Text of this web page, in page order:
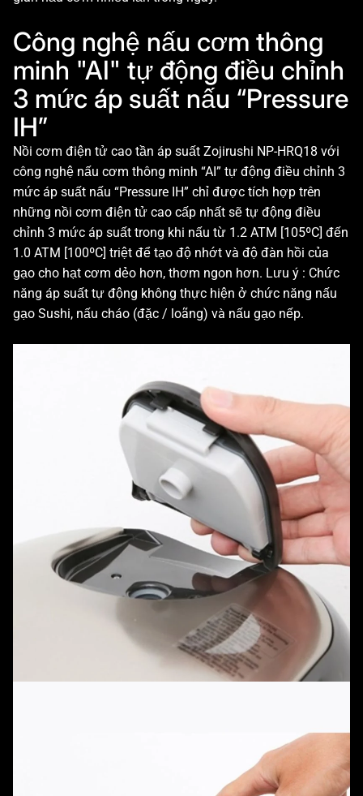
Công nghệ nấu cơm thông
minh "AI" tự động điều chỉnh
3 mức áp suất nấu “Pressure
IH”
Nồi cơm điện tử cao tần áp suất Zojirushi NP-HRQ18 với
công nghệ nấu cơm thông minh “AI” tự động điều chỉnh 3
mức áp suất nấu “Pressure IH” chỉ được tích hợp trên
những nồi cơm điện tử cao cấp nhất sẽ tự động điều
chỉnh 3 mức áp suất trong khi nấu từ 1.2 ATM [105ºC] đến
1.0 ATM [100ºC] triệt để tạo độ nhớt và độ đàn hồi của
gạo cho hạt cơm dẻo hơn, thơm ngon hơn. Lưu ý : Chức
năng áp suất tự động không thực hiện ở chức năng nấu
gạo Sushi, nấu cháo (đặc / loãng) và nấu gạo nếp.